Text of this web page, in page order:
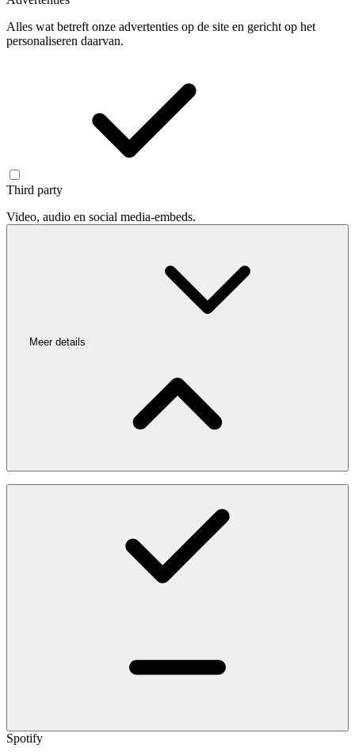
Alles wat betreft onze advertenties op de site en gericht op het
personaliseren daarvan.
Third party
Video, audio en social media-embeds.
Meer details
Spotify